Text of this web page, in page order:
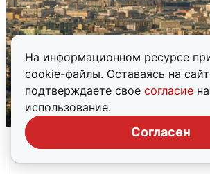
На информационном ресурсе
cookie-файлы. Оставаясь на
подтверждаете свое согласие
использование.
Согласен
В небе над Москвой и
раздался грохот